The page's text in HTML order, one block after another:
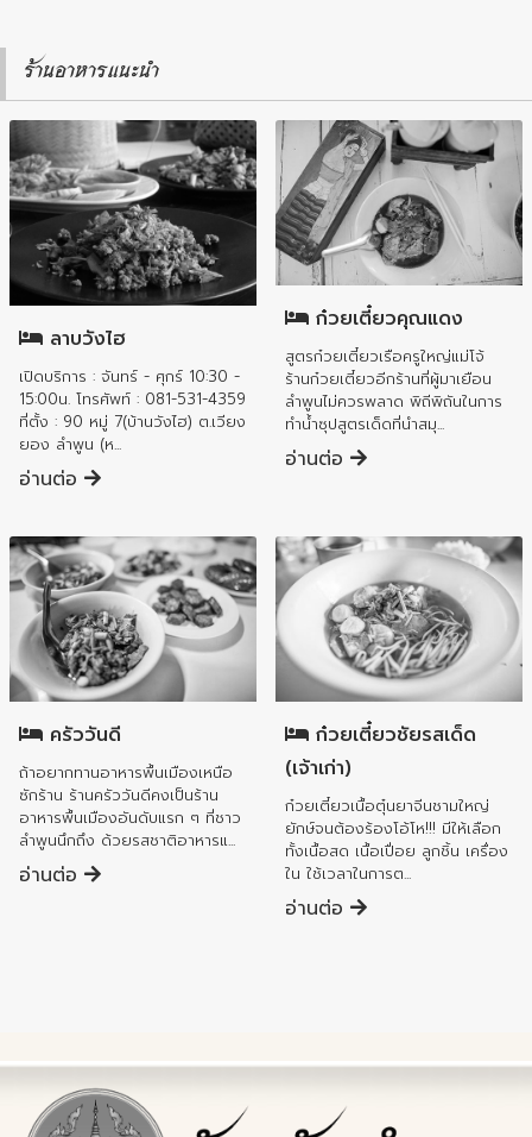
ร้านอาหารแนะนำ
อำเภอเมืองลำพูน
ลาบวังไฮ
เปิดบริการ : จันทร์ - ศุกร์ 10:30 -
15:00น. โทรศัพท์ : 081-531-4359
ที่ตั้ง : 90 หมู่ 7(บ้านวังไฮ) ต.เวียง
ยอง ลำพูน (ห...
อ่านต่อ
อำเภอเมืองลำพูน
ก๋วยเตี๋ยวคุณแดง
สูตรก๋วยเตี๋ยวเรือครูใหญ่แม่โจ้
ร้านก๋วยเตี๋ยวอีกร้านที่ผู้มาเยือน
ลำพูนไม่ควรพลาด พิถีพิถันในการ
ทำน้ำซุปสูตรเด็ดที่นำสมุ...
อ่านต่อ
อำเภอเมืองลำพูน
ครัววันดี
ถ้าอยากทานอาหารพื้นเมืองเหนือ
ซักร้าน ร้านครัววันดีคงเป็นร้าน
อาหารพื้นเมืองอันดับแรก ๆ ที่ชาว
ลำพูนนึกถึง ด้วยรสชาติอาหารแ...
อ่านต่อ
อำเภอเมืองลำพูน
ก๋วยเตี๋ยวชัยรสเด็ด
(เจ้าเก่า)
ก๋วยเตี๋ยวเนื้อตุ๋นยาจีนชามใหญ่
ยักษ์จนต้องร้องโอ้โห!!! มีให้เลือก
ทั้งเนื้อสด เนื้อเปื่อย ลูกชิ้น เครื่อง
ใน ใช้เวลาในการต...
อ่านต่อ